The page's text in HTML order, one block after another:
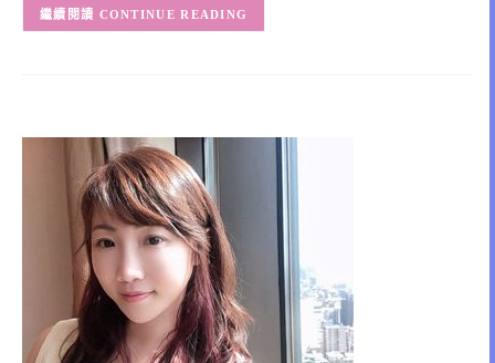
CONTINUE READING